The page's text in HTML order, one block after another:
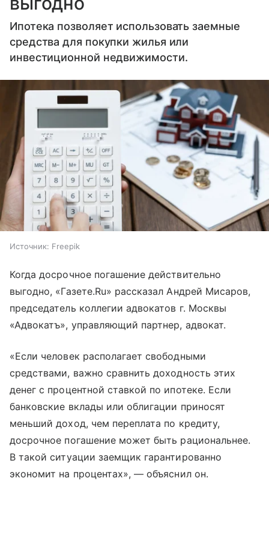
Ипотека позволяет использовать заемные
средства для покупки жилья или
инвестиционной недвижимости.
Источник: Freepik
Когда досрочное погашение действительно
выгодно, «Газете.Ru» рассказал Андрей Мисаров,
председатель коллегии адвокатов г. Москвы
«Адвокатъ», управляющий партнер, адвокат.
«Если человек располагает свободными
средствами, важно сравнить доходность этих
денег с процентной ставкой по ипотеке. Если
банковские вклады или облигации приносят
меньший доход, чем переплата по кредиту,
досрочное погашение может быть рациональнее.
В такой ситуации заемщик гарантированно
экономит на процентах», — объяснил он.